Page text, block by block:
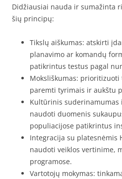
Didžiausiai nauda ir sumažinta
šių principų:
Tikslų aiškumas: atskirti
planavimo ar komandų
patikrintus testus pagal
Moksliškumas:
paremti tyrimais ir aukštu
Kultūrinis suderinamumas
naudoti duomenis
populiacijose patikrintus
Integracija su platesnėmis
naudoti veiklos vertinime,
programose.
Vartotojų mokymas: